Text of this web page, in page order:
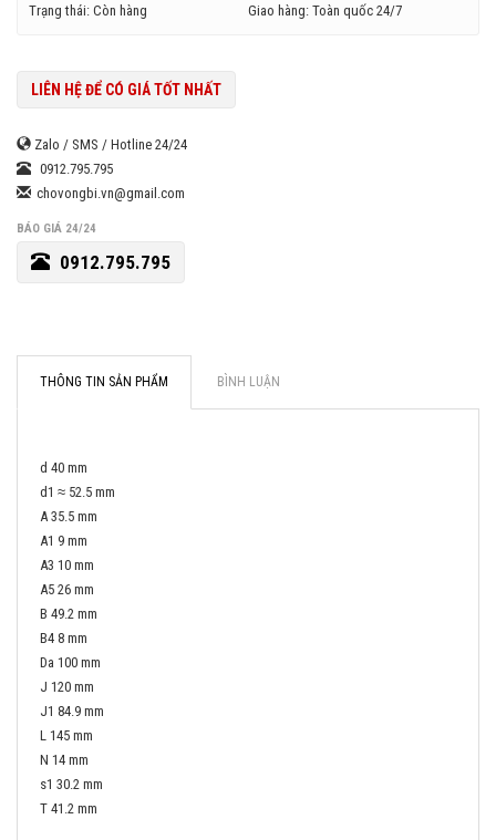
Trạng thái: Còn hàng
Giao hàng: Toàn quốc 24/7
LIÊN HỆ ĐỂ CÓ GIÁ TỐT NHẤT
Zalo / SMS / Hotline 24/24
0912.795.795
chovongbi.vn@gmail.com
BÁO GIÁ 24/24
0912.795.795
THÔNG TIN SẢN PHẨM BÌNH LUẬN
d 40 mm
d1 ≈ 52.5 mm
A 35.5 mm
A1 9 mm
A3 10 mm
A5 26 mm
B 49.2 mm
B4 8 mm
Da 100 mm
J 120 mm
J1 84.9 mm
L 145 mm
N 14 mm
s1 30.2 mm
T 41.2 mm